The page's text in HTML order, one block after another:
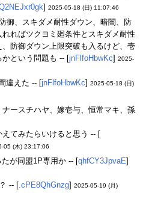
] 2025-05-18 (日) 11:07:46
御、スキダメ耐性ダウン、暗闇、防
ればツクヨミ廻条件とスキダメ耐性
防御ダウン上限突破も入るけど、壱
という問題も -- [jnFlfoHbwKc] 2025-
違えた -- [jnFlfoHbwKc] 2025-05-18 (日)
ースチハヤ、嫁壱与、恒常マキ、孫
てみたらいけると思う -- [
05 (木) 23:17:06
が同盟1P専用か -- [qhfCY3JpvaE]
-- [.cPE8QhGnzg] 2025-05-19 (月)